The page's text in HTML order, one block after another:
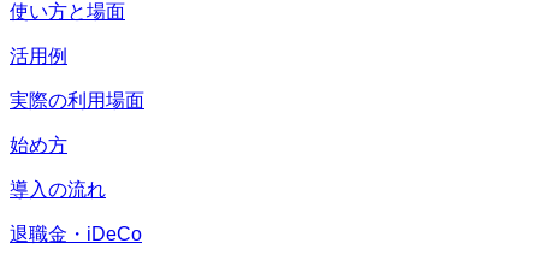
使い方と場面
活用例
実際の利用場面
始め方
導入の流れ
退職金・iDeCo